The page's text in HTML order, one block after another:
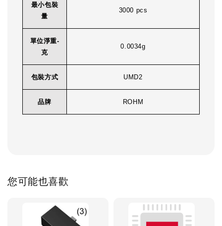
最小包裝
量
3000 pcs
單位淨重-
克
0.0034g
包裝方式 UMD2
品牌 ROHM
您可能也喜歡